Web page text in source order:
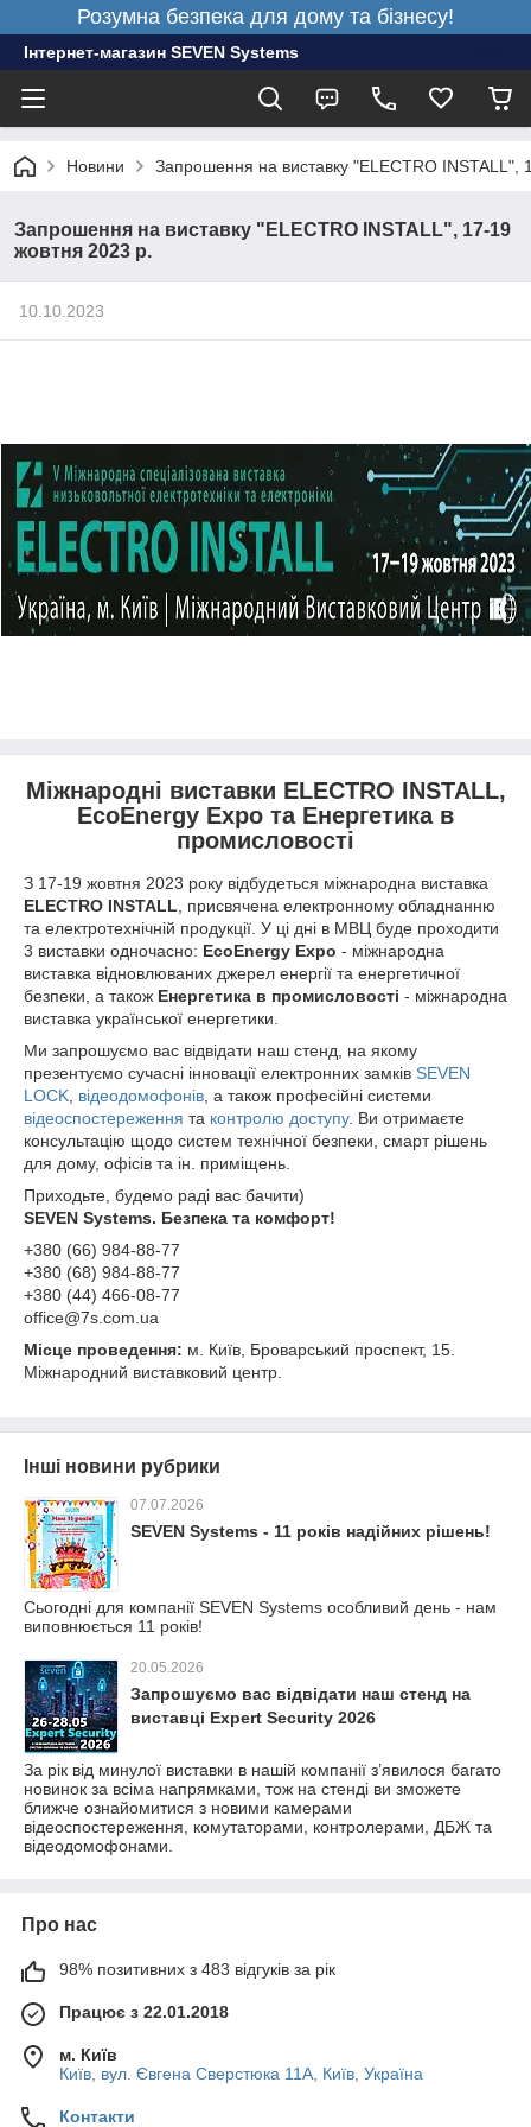
Розумна безпека для дому та бізнесу!
Інтернет-магазин SEVEN Systems
Новини Запрошення на виставку "ELECTRO INSTALL",
Запрошення на виставку "ELECTRO INSTALL", 17-19
жовтня 2023 р.
10.10.2023
Міжнародні виставки ELECTRO INSTALL,
EcoEnergy Expo та Енергетика в
промисловості
З 17-19 жовтня 2023 року відбудеться міжнародна виставка
ELECTRO INSTALL , присвячена електронному обладнанню
та електротехнічній продукції. У ці дні в МВЦ буде проходити
3 виставки одночасно: EcoEnergy Expo - міжнародна
виставка відновлюваних джерел енергії та енергетичної
безпеки, а також Енергетика в промисловості - міжнародна
виставка української енергетики.
Ми запрошуємо вас відвідати наш стенд, на якому
презентуємо сучасні інновації електронних замків SEVEN
LOCK відеодомофонів , а також професійні системи
відеоспостереження та контролю доступу. Ви отримаєте
консультацію щодо систем технічної безпеки, смарт рішень
для дому, офісів та ін. приміщень.
Приходьте, будемо раді вас бачити)
SEVEN Systems. Безпека та комфорт!
+380 (66) 984-88-77
+380 (68) 984-88-77
+380 (44) 466-08-77
office@7s.com.ua
Місце проведення: м. Київ, Броварський проспект, 15.
Міжнародний виставковий центр.
Інші новини рубрики
07.07.2026
SEVEN Systems - 11 років надійних рішень!
Сьогодні для компанії SEVEN Systems особливий день - нам
виповнюється 11 років!
20.05.2026
Запрошуємо вас відвідати наш стенд на
виставці Expert Security 2026
За рік від минулої виставки в нашій компанії з’явилося багато
новинок за всіма напрямками, тож на стенді ви зможете
ближче ознайомитися з новими камерами
відеоспостереження, комутаторами, контролерами, ДБЖ та
відеодомофонами.
Про нас
98% позитивних з 483 відгуків за рік
Працює з 22.01.2018
м. Київ
Київ, вул. Євгена Сверстюка 11А, Київ, Україна
Контакти